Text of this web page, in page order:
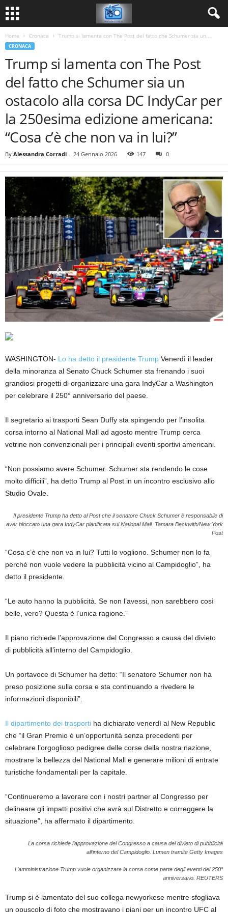
Home Cronaca Trump si lamenta con The Post del fatto che Schumer sia un...
CRONACA
Trump si lamenta con The Post
del fatto che Schumer sia un
ostacolo alla corsa DC IndyCar per
la 250esima edizione americana:
“Cosa c’è che non va in lui?”
By Alessandra Corradi - 24 Gennaio 2026 147 0
WASHINGTON- Lo ha detto il presidente Trump Venerdì il leader
della minoranza al Senato Chuck Schumer sta frenando i suoi
grandiosi progetti di organizzare una gara IndyCar a Washington
per celebrare il 250° anniversario del paese.
Il segretario ai trasporti Sean Duffy sta spingendo per l’insolita
corsa intorno al National Mall ad agosto mentre Trump cerca
vetrine non convenzionali per i principali eventi sportivi americani.
“Non possiamo avere Schumer. Schumer sta rendendo le cose
molto difficili”, ha detto Trump al Post in un incontro esclusivo allo
Studio Ovale.
Il presidente Trump ha detto al Post che il senatore Chuck Schumer è responsabile di
aver bloccato una gara IndyCar pianificata sul National Mall. Tamara Beckwith/New York
Post
“Cosa c’è che non va in lui? Tutti lo vogliono. Schumer non lo fa
perché non vuole vedere la pubblicità vicino al Campidoglio”, ha
detto il presidente.
“Le auto hanno la pubblicità. Se non l’avessi, non sarebbero così
belle, vero? Questa è l’unica ragione.”
Il piano richiede l’approvazione del Congresso a causa del divieto
di pubblicità all’interno del Campidoglio.
Un portavoce di Schumer ha detto: “Il senatore Schumer non ha
preso posizione sulla corsa e sta continuando a rivedere le
informazioni disponibili”.
Il dipartimento dei trasporti ha dichiarato venerdì al New Republic
che “il Gran Premio è un’opportunità senza precedenti per
celebrare l’orgoglioso pedigree delle corse della nostra nazione,
mostrare la bellezza del National Mall e generare milioni di entrate
turistiche fondamentali per la capitale.
“Continueremo a lavorare con i nostri partner al Congresso per
delineare gli impatti positivi che avrà sul Distretto e correggere la
situazione”, ha affermato il dipartimento.
La corsa richiede l’approvazione del Congresso a causa del divieto di pubblicità
all’interno del Campidoglio. Lumen tramite Getty Images
L’amministrazione Trump vuole organizzare la corsa come parte degli eventi del 250°
anniversario. REUTERS
Trump si è lamentato del suo collega newyorkese mentre sfogliava
un opuscolo di foto che mostravano i piani per un incontro UFC al